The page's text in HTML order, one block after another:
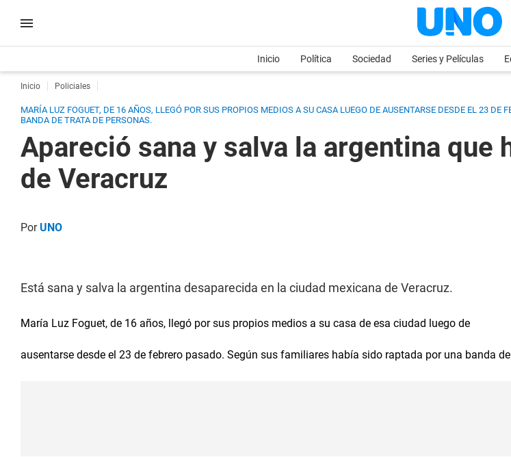
Inicio Política Sociedad Series y Películas
Inicio Policiales
MARÍA LUZ FOGUET, DE 16 AÑOS, LLEGÓ POR SUS PROPIOS MEDIOS A SU CASA LUEGO DE AUSENTARSE DESDE EL 23 DE
BANDA DE TRATA DE PERSONAS.
Apareció sana y salva la argentina que
de Veracruz
PorUNO
Está sana y salva la argentina desaparecida en la ciudad mexicana de Veracruz.
María Luz Foguet, de 16 años, llegó por sus propios medios a su casa de esa ciudad luego de
ausentarse desde el 23 de febrero pasado. Según sus familiares había sido raptada por una banda de